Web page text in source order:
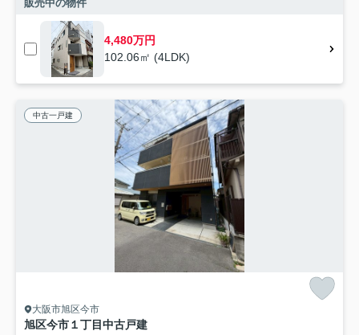
販売中の物件
4,480万円
102.06㎡ (4LDK)
中古一戸建
大阪市旭区今市
旭区今市１丁目中古戸建